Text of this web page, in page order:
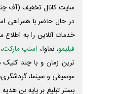
سایت کانال تخفیف (آف
در حال حاضر با همراهی
خدمات آنلاین را به اطلاع
فیلیمو، نماوا، اسنپ مارکت،
ترین زمان و با چند کلیک
موسیقی و سینما،
بستر تبلیغ بر پایه بن